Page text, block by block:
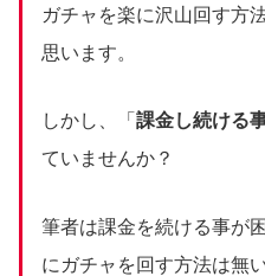
ガチャを楽に沢山回す方
思います。
しかし、「 課金し続ける
ていませんか？
筆者は課金を続ける事が
にガチャを回す方法は無